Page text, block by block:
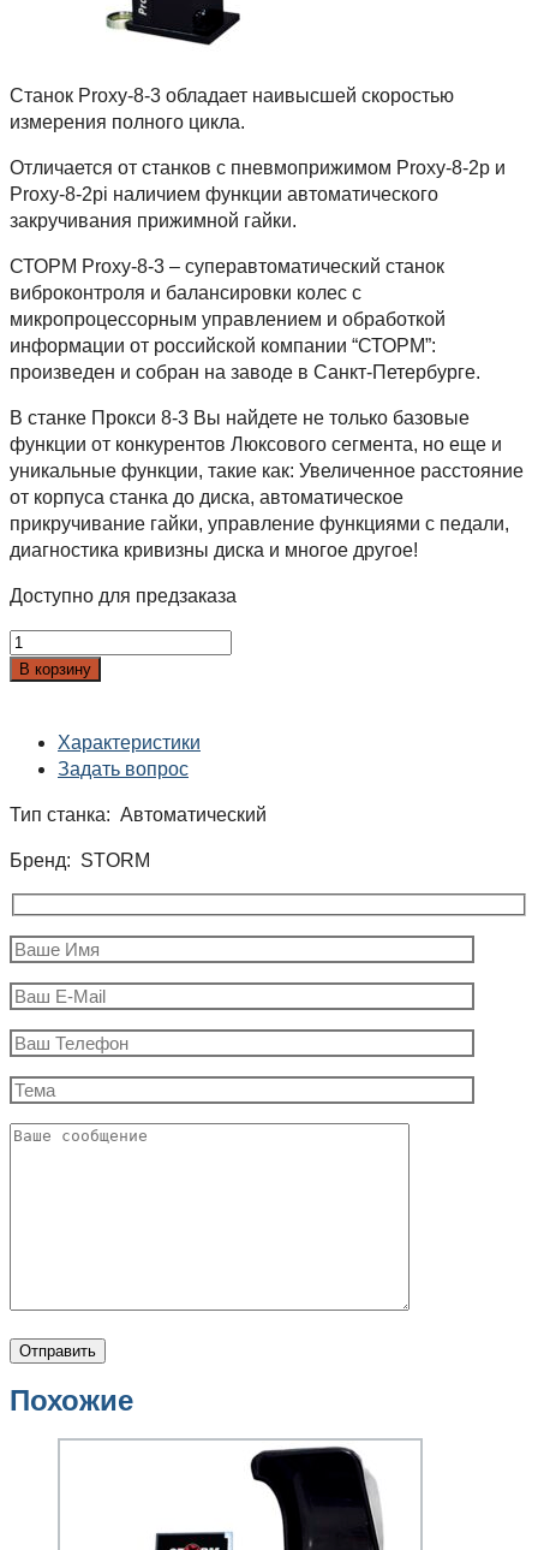
Станок Proxy-8-3 обладает наивысшей скоростью
измерения полного цикла.
Отличается от станков с пневмоприжимом Proxy-8-2p и
Proxy-8-2pi наличием функции автоматического
закручивания прижимной гайки.
СТОРМ Proxy-8-3 – суперавтоматический станок
виброконтроля и балансировки колес с
микропроцессорным управлением и обработкой
информации от российской компании “СТОРМ”:
произведен и собран на заводе в Санкт-Петербурге.
В станке Прокси 8-3 Вы найдете не только базовые
функции от конкурентов Люксового сегмента, но еще и
уникальные функции, такие как: Увеличенное расстояние
от корпуса станка до диска, автоматическое
прикручивание гайки, управление функциями с педали,
диагностика кривизны диска и многое другое!
Доступно для предзаказа
Количество
товара
"STORM
PROXY
3"
ЛС433
В корзину
Характеристики
Задать вопрос
Тип станка: Автоматический
Бренд: STORM
Похожие